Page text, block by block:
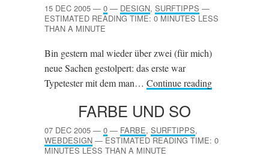
15 DEC 2005 — 0 — DESIGN, SURFTIPPS —
ESTIMATED READING TIME: 0 MINUTES LESS
THAN A MINUTE
Bin gestern mal wieder über zwei (für mich)
neue Sachen gestolpert: das erste war
Typetester mit dem man… Continue reading
FARBE UND SO
07 DEC 2005 — 0 — FARBE, SURFTIPPS,
WEBDESIGN —ESTIMATED READING TIME: 0
MINUTES LESS THAN A MINUTE